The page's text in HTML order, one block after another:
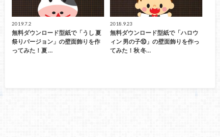
2019.7.2
無料ダウンロード型紙で「うし 夏
祭りバージョン」の壁面飾りを作
ってみた！夏 …
2018.9.23
無料ダウンロード型紙で「ハロウ
ィン 男の子⑩」の壁面飾りを作っ
てみた！秋 冬…